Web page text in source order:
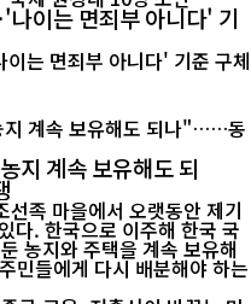
이는 면죄부 아니다' 기
지 계속 보유해도 되
족 마을에서 오랫동안 제기
다. 한국으로 이주해 한국 국
농지와 주택을 계속 보유해
민들에게 다시 배분해야 하는